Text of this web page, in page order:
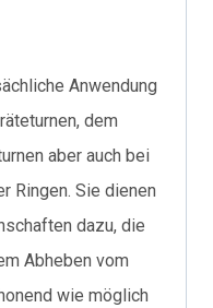
Anwendung
dem
aber auch bei
Ringen. Sie dienen
dazu, die
Abheben vom
wie möglich